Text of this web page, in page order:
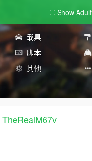
Show Adult
载具
脚本
其他
TheRealM67v